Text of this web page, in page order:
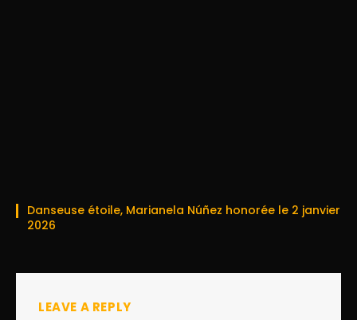
Danseuse étoile, Marianela Núñez honorée le 2 janvier
2026
LEAVE A REPLY